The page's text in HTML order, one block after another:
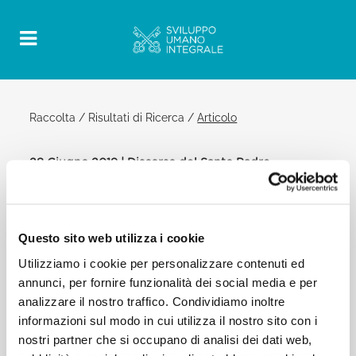
Questo sito web utilizza i cookie
Utilizziamo i cookie per personalizzare contenuti ed
annunci, per fornire funzionalità dei social media e per
analizzare il nostro traffico. Condividiamo inoltre
informazioni sul modo in cui utilizza il nostro sito con i
nostri partner che si occupano di analisi dei dati web,
Raccolta / Risultati di Ricerca /Articolo
28 Giugno 2019 | Discorso del Santo Padre
DISCORSO DEL SANTO PADRE
PATRIARCATO ECUMENICO DI
COSTANTINOPOLI
[…]Similmente, ritengo un bel segno la
collaborazione tra Chiesa Cattolica e Patriarcato
Ecumenico su altre questioni attuali, come la lotta